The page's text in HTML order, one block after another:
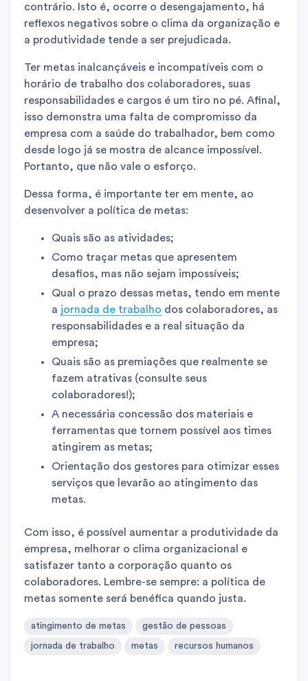
contrário. Isto é, ocorre o desengajamento, há
reflexos negativos sobre o clima da organização e
a produtividade tende a ser prejudicada.
Ter metas inalcançáveis e incompatíveis com o
horário de trabalho dos colaboradores, suas
responsabilidades e cargos é um tiro no pé. Afinal,
isso demonstra uma falta de compromisso da
empresa com a saúde do trabalhador, bem como
desde logo já se mostra de alcance impossível.
Portanto, que não vale o esforço.
Dessa forma, é importante ter em mente, ao
desenvolver a política de metas:
Quais são as atividades;
Como traçar metas que apresentem
desafios, mas não sejam impossíveis;
Qual o prazo dessas metas, tendo em mente
a jornada de trabalho dos colaboradores, as
responsabilidades e a real situação da
empresa;
Quais são as premiações que realmente se
fazem atrativas (consulte seus
colaboradores!);
A necessária concessão dos materiais e
ferramentas que tornem possível aos times
atingirem as metas;
Orientação dos gestores para otimizar esses
serviços que levarão ao atingimento das
metas.
Com isso, é possível aumentar a produtividade da
empresa, melhorar o clima organizacional e
satisfazer tanto a corporação quanto os
colaboradores. Lembre-se sempre: a política de
metas somente será benéfica quando justa.
atingimento de metas gestão de pessoas
jornada de trabalho metas recursos humanos